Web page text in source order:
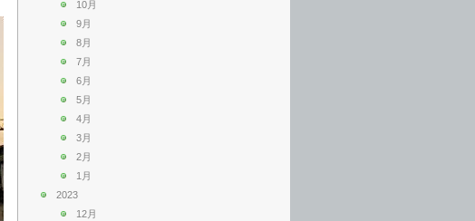
10月
9月
8月
7月
6月
5月
4月
3月
2月
1月
2023
12月